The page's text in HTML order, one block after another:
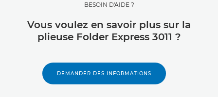
BESOIN D'AIDE ?
Vous voulez en savoir plus sur la
plieuse Folder Express 3011 ?
DEMANDER DES INFORMATIONS